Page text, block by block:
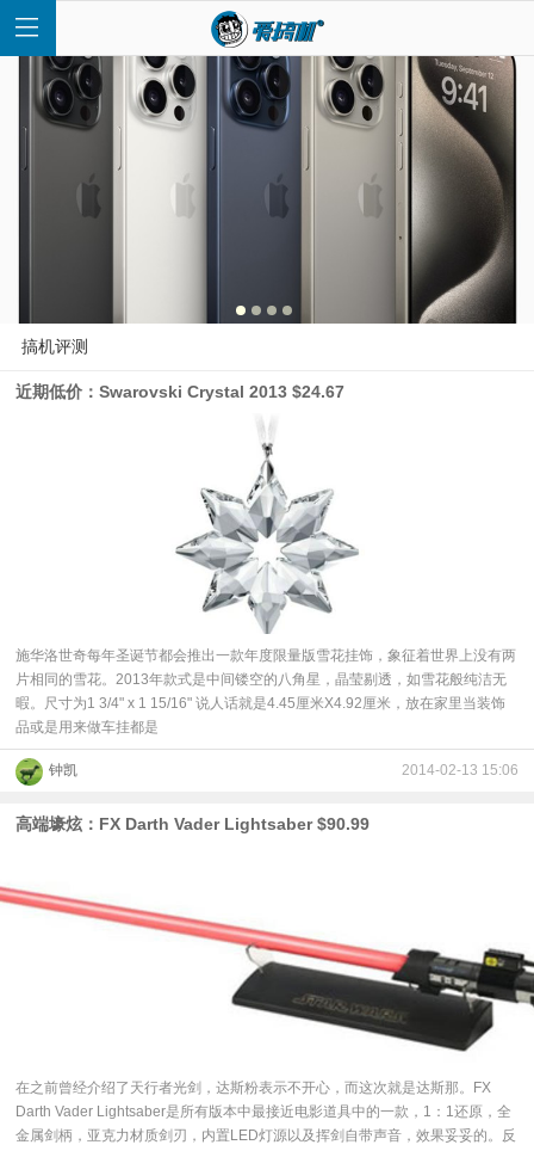
快
讯
科
普
体
搞机评测
近期低价：Swarovski Crystal 2013 $24.67
施华洛世奇每年圣诞节都会推出一款年度限量版雪花挂饰，象征着世界上没有两
片相同的雪花。2013年款式是中间镂空的八角星，晶莹剔透，如雪花般纯洁无
暇。尺寸为1 3/4" x 1 15/16" 说人话就是4.45厘米X4.92厘米，放在家里当装饰
品或是用来做车挂都是
钟凯 2014-02-13 15:06
高端壕炫：FX Darth Vader Lightsaber $90.99
在之前曾经介绍了天行者光剑，达斯粉表示不开心，而这次就是达斯那。FX
Darth Vader Lightsaber是所有版本中最接近电影道具中的一款，1：1还原，全
金属剑柄，亚克力材质剑刃，内置LED灯源以及挥剑自带声音，效果妥妥的。反